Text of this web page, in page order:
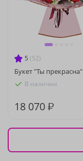
5 (52)
Букет "Ты прекрасна"
В наличии
18 070 ₽